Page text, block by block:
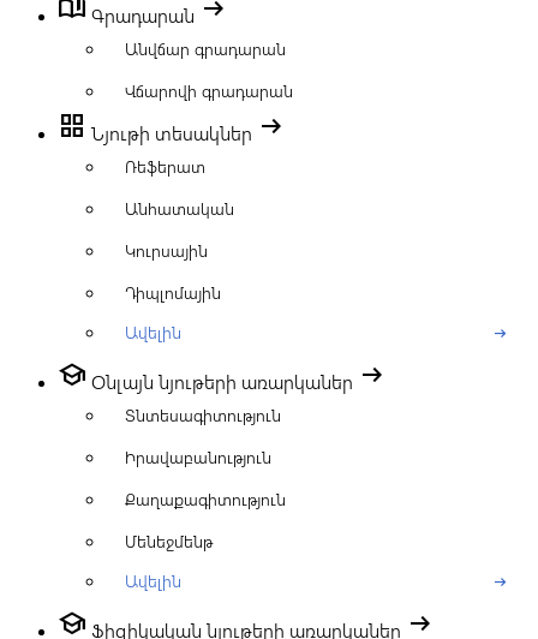
book_ribbon Գրադարան arrow_right_alt
Անվճար գրադարան
Վճարովի գրադարան
grid_view Նյութի տեսակներ arrow_right_alt
Ռեֆերատ
Անհատական
Կուրսային
Դիպլոմային
Ավելին
arrow_right_alt
school Օնլայն նյութերի առարկաներ arrow_right_alt
Տնտեսագիտություն
Իրավաբանություն
Քաղաքագիտություն
Մենեջմենթ
Ավելին
arrow_right_alt
school Ֆիզիկական նյութերի առարկաներ arrow_right_alt